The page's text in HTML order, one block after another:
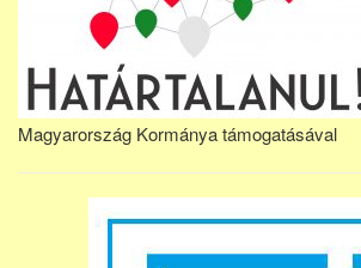
Magyarország Kormánya támogatásával